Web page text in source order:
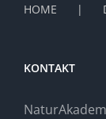
HOME
KONTAKT